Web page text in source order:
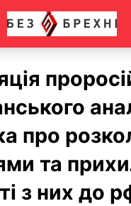
про
та
з них до